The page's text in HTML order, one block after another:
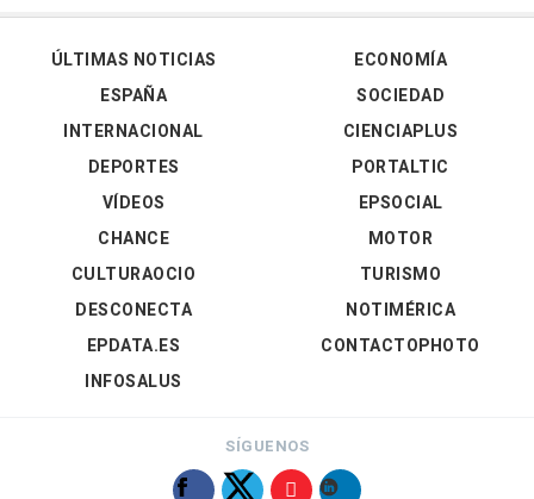
ÚLTIMAS NOTICIAS
ESPAÑA
INTERNACIONAL
DEPORTES
VÍDEOS
ECONOMÍA
SOCIEDAD
CIENCIAPLUS
PORTALTIC
EPSOCIAL
CHANCE
CULTURAOCIO
DESCONECTA
EPDATA.ES
INFOSALUS
MOTOR
TURISMO
NOTIMÉRICA
CONTACTOPHOTO
SÍGUENOS